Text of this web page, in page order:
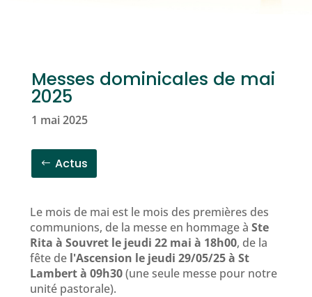
Messes dominicales de mai
2025
1 mai 2025
Actus
Le mois de mai est le mois des premières des
communions, de la messe en hommage à Ste
Rita à Souvret le jeudi 22 mai à 18h00, de la
fête de l'Ascension le jeudi 29/05/25 à St
Lambert à 09h30(une seule messe pour notre
unité pastorale).